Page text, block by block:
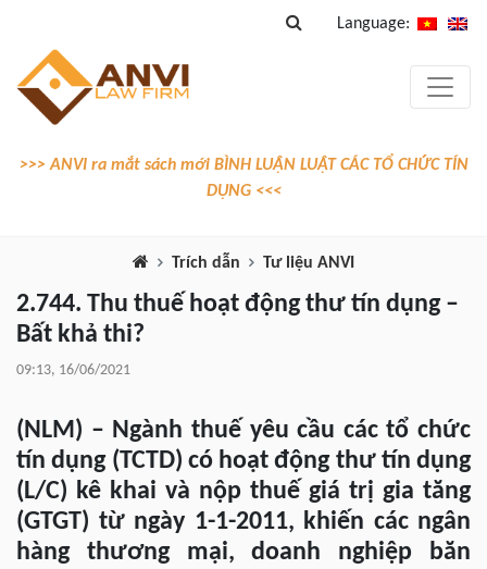
Language:
>>> ANVI ra mắt sách mới BÌNH LUẬN LUẬT CÁC TỔ CHỨC TÍN
DỤNG <<<
Trích dẫn Tư liệu ANVI
2.744. Thu thuế hoạt động thư tín dụng –
Bất khả thi?
09:13, 16/06/2021
(NLM) – Ngành thuế yêu cầu các tổ chức
tín dụng (TCTD) có hoạt động thư tín dụng
(L/C) kê khai và nộp thuế giá trị gia tăng
(GTGT) từ ngày 1-1-2011, khiến các ngân
hàng thương mại, doanh nghiệp băn